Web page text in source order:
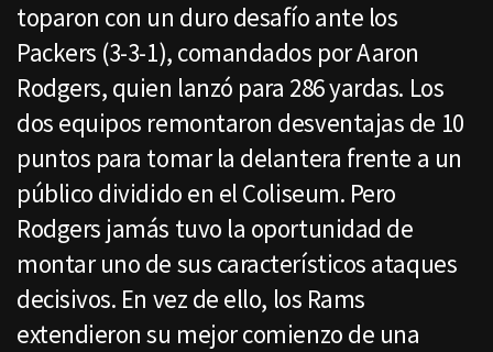
toparon con un duro desafío ante los
Packers (3-3-1), comandados por Aaron
Rodgers, quien lanzó para 286 yardas. Los
dos equipos remontaron desventajas de 10
puntos para tomar la delantera frente a un
público dividido en el Coliseum. Pero
Rodgers jamás tuvo la oportunidad de
montar uno de sus característicos ataques
decisivos. En vez de ello, los Rams
extendieron su mejor comienzo de una